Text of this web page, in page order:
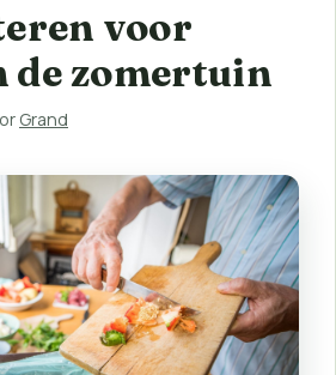
voor
de zomertuin
Grand